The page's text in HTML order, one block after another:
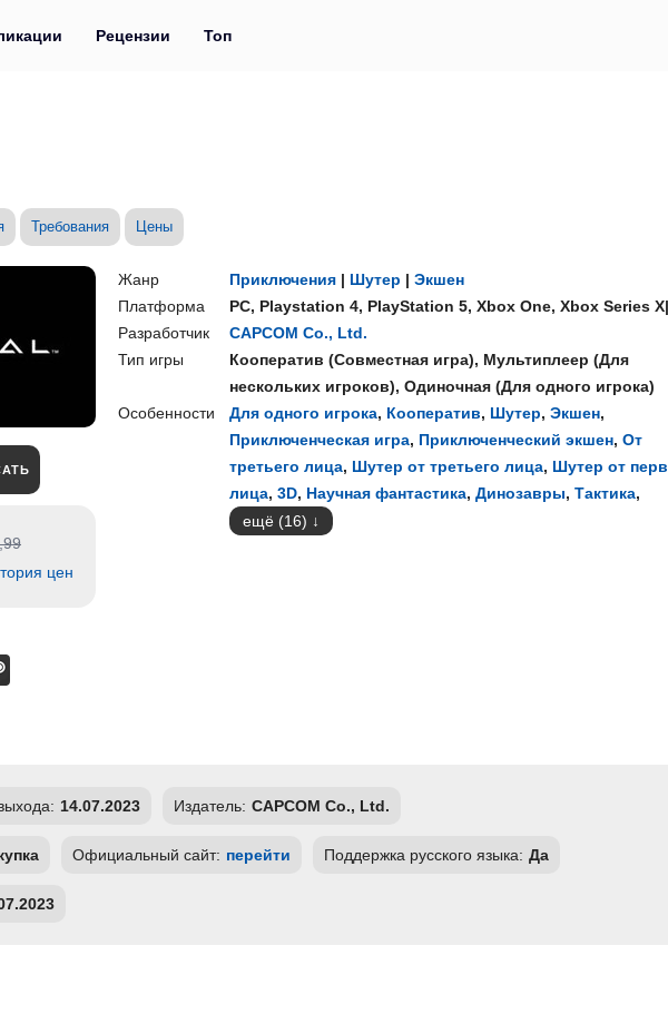
Рецензии Топ
Требования Цены
цен
Жанр Приключения | Шутер | Экшен
Платформа
PC, Playstation 4, PlayStation 5, Xbox One, Xbox Series
Разработчик
CAPCOM Co., Ltd.
Тип игры
Кооператив (Совместная игра), Мультиплеер (Для
нескольких игроков), Одиночная (Для одного игрока)
Особенности
Для одного игрока, Кооператив, Шутер, Экшен,
Приключенческая игра, Приключенческий экшен, От
третьего лица, Шутер от третьего лица, Шутер от
лица, 3D, Научная фантастика, Динозавры, Тактика,
ещё (16)
14.07.2023 Издатель: CAPCOM Co., Ltd.
Официальный сайт: перейти Поддержка русского языка: Да